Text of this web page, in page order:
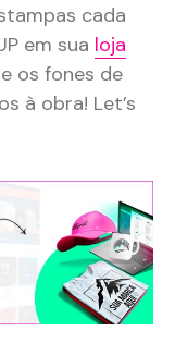
cada
em sua loja
os fones de
à obra! Let’s